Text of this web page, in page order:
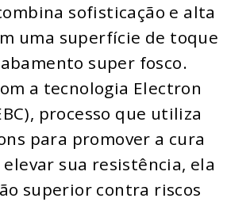
sofisticação e alta
uma superfície de toque
super fosco.
a tecnologia Electron
processo que utiliza
para promover a cura
sua resistência, ela
superior contra riscos